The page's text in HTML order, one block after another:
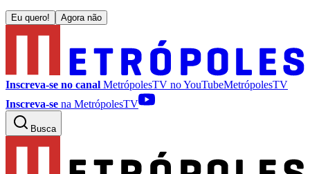
Eu quero! Agora não
Inscreva-se no canal MetrópolesTV noYouTubeMetrópolesTV
Inscreva-se na MetrópolesTV
Busca